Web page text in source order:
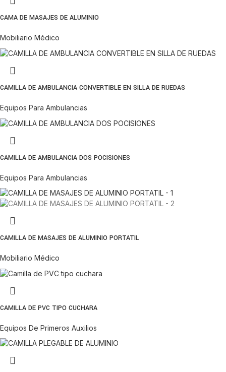
CAMA DE MASAJES DE ALUMINIO
Mobiliario Médico
CAMILLA DE AMBULANCIA CONVERTIBLE EN SILLA DE RUEDAS
Equipos Para Ambulancias
CAMILLA DE AMBULANCIA DOS POCISIONES
Equipos Para Ambulancias
CAMILLA DE MASAJES DE ALUMINIO PORTATIL
Mobiliario Médico
CAMILLA DE PVC TIPO CUCHARA
Equipos De Primeros Auxilios